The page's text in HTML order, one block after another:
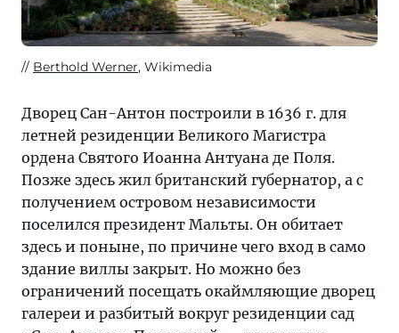
Berthold Werner, Wikimedia
Дворец Сан-Антон построили в 1636 г. для
летней резиденции Великого Магистра
ордена Святого Иоанна Антуана де Поля.
Позже здесь жил британский губернатор, а с
получением островом независимости
поселился президент Мальты. Он обитает
здесь и поныне, по причине чего вход в само
здание виллы закрыт. Но можно без
ограничений посещать окаймляющие дворец
галереи и разбитый вокруг резиденции сад